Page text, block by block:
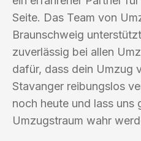
Seite. Das Team von
Braunschweig
zuverlässig bei allen
dafür, dass dein Umzug
Stavanger reibungslos
noch heute und lass uns
Umzugstraum wahr